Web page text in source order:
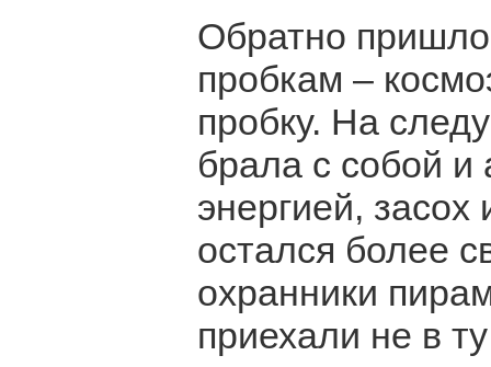
Обратно
пробкам –
пробку. На
брала с собой и
энергией,
остался более
охранники
приехали не в